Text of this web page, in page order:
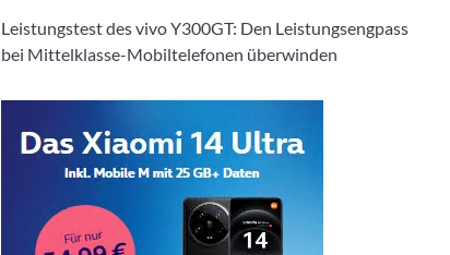
Leistungstest des vivo Y300GT: Den Leistungsengpass
bei Mittelklasse-Mobiltelefonen überwinden